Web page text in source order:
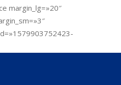
margin_lg=»20″